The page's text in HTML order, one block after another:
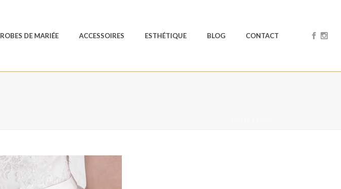
ROBES DE MARIÉE ACCESSOIRES ESTHÉTIQUE BLOG CONTACT